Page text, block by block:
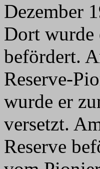
Dezember
Dort wurde
befördert.
Reserve-
wurde er
versetzt.
Reserve